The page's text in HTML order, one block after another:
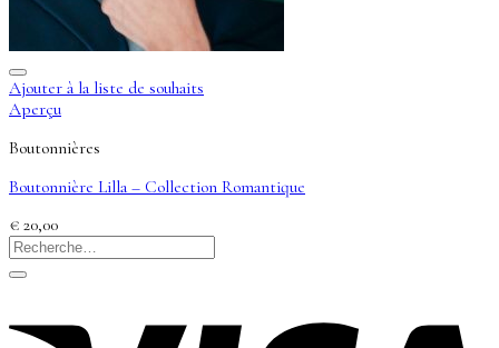
Ajouter à la liste de souhaits
Aperçu
Boutonnières
Boutonnière Lilla – Collection Romantique
€ 20,00